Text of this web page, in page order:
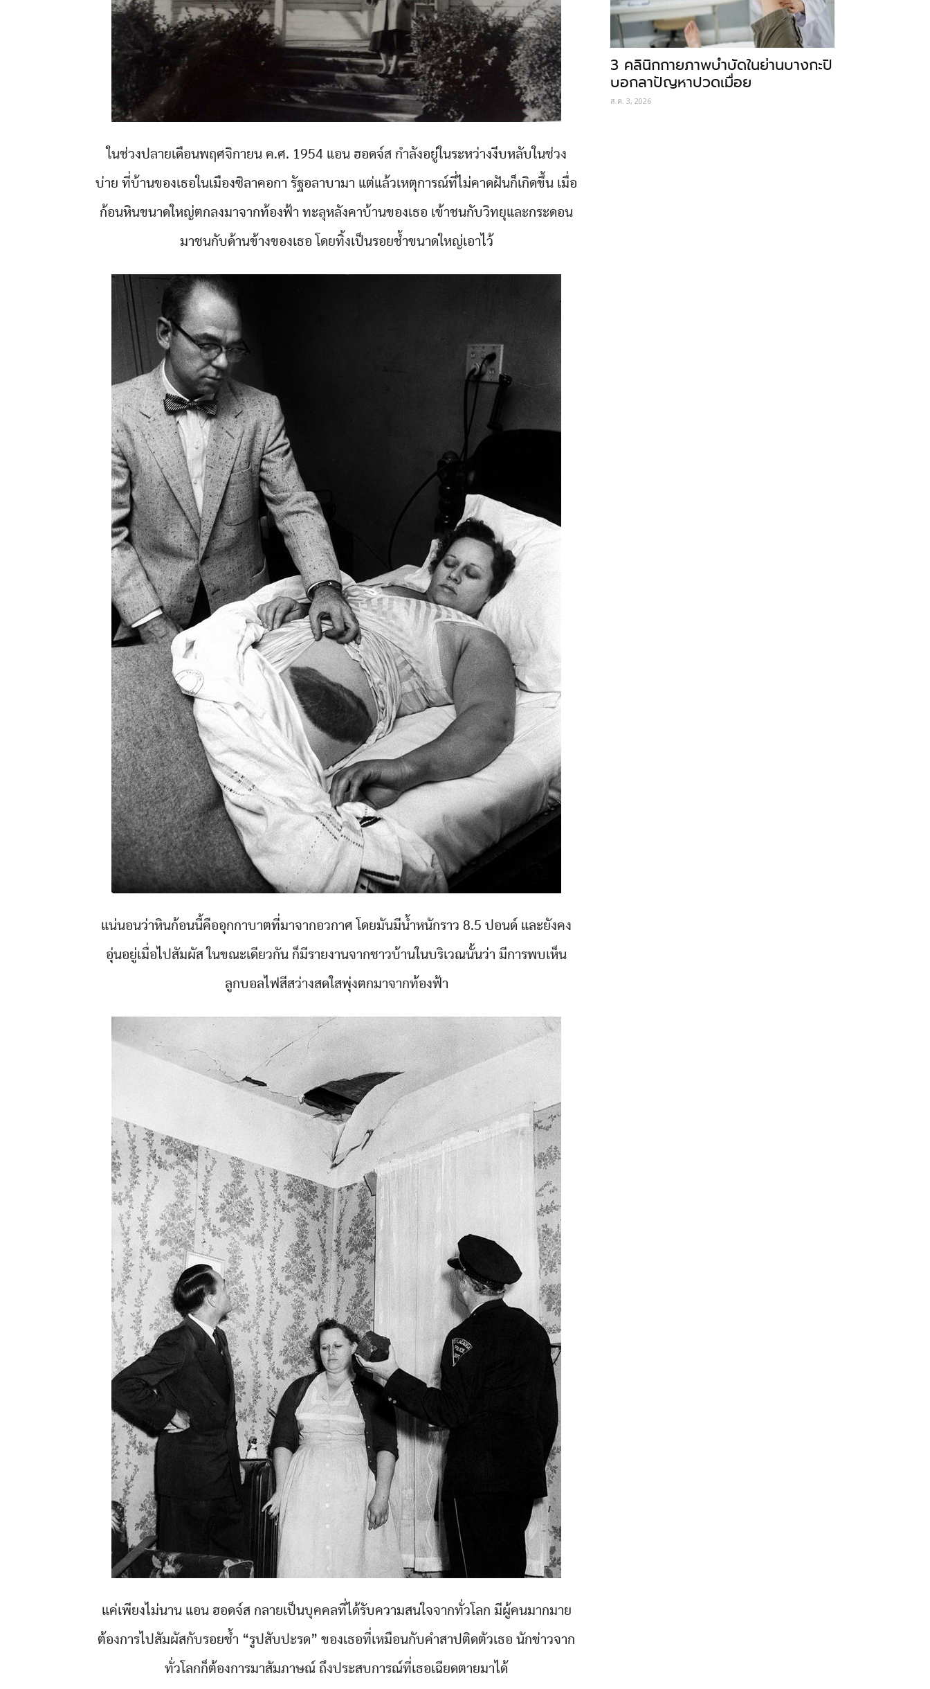
ในช่วงปลายเดือนพฤศจิกายน ค.ศ. 1954 แอน ฮอดจ์ส กำลังอยู่ในระหว่างงีบหลับในช่วง
บ่าย ที่บ้านของเธอในเมืองซิลาคอกา รัฐอลาบามา แต่แล้วเหตุการณ์ที่ไม่คาดฝันก็เกิดขึ้น เมื่อ
ก้อนหินขนาดใหญ่ตกลงมาจากท้องฟ้า ทะลุหลังคาบ้านของเธอ เข้าชนกับวิทยุและกระดอน
มาชนกับด้านข้างของเธอ โดยทิ้งเป็นรอยช้ำขนาดใหญ่เอาไว้
แน่นอนว่าหินก้อนนี้คืออุกกาบาตที่มาจากอวกาศ โดยมันมีน้ำหนักราว 8.5 ปอนด์ และยังคง
อุ่นอยู่เมื่อไปสัมผัส ในขณะเดียวกัน ก็มีรายงานจากชาวบ้านในบริเวณนั้นว่า มีการพบเห็น
ลูกบอลไฟสีสว่างสดใสพุ่งตกมาจากท้องฟ้า
แค่เพียงไม่นาน แอน ฮอดจ์ส กลายเป็นบุคคลที่ได้รับความสนใจจากทั่วโลก มีผู้คนมากมาย
ต้องการไปสัมผัสกับรอยช้ำ “รูปสับปะรด” ของเธอที่เหมือนกับคำสาปติดตัวเธอ นักข่าวจาก
ทั่วโลกก็ต้องการมาสัมภาษณ์ ถึงประสบการณ์ที่เธอเฉียดตายมาได้
3 คลินิกกายภาพบำบัดในย่านบางกะปิ
บอกลาปัญหาปวดเมื่อย
ส.ค. 3, 2026